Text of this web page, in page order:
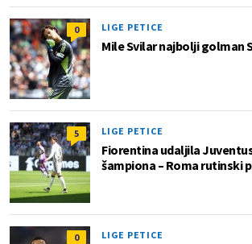
0 LIGE PETICE
Mile Svilar najbolji golman
5 LIGE PETICE
Fiorentina udaljila
šampiona – Roma rutinski
0 LIGE PETICE